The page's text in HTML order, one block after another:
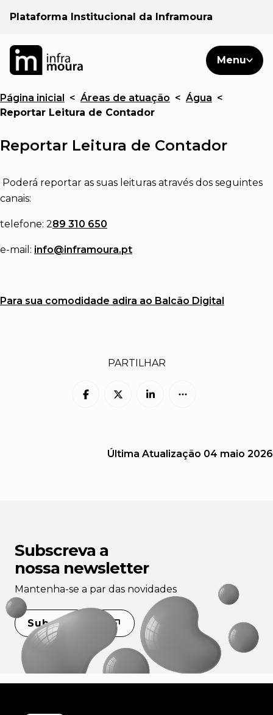
Plataforma Institucional da Inframoura
Menu
Pesquisar
Áreas de atuação
Cliente
Consulte
PT
Página inicial < Áreas de atuação < Água <
Reportar Leitura de Contador
Reportar Leitura de Contador
Poderá reportar as suas leituras através dos seguintes
canais:
telefone: 289 310 650
e-mail: info@inframoura.pt
Para sua comodidade adira ao Balcão Digital
PARTILHAR
Última Atualização 04 maio 2026
Subscreva a
nossa newsletter
Mantenha-se a par das novidades
Subscrever